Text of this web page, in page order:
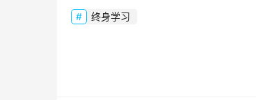
终身学习